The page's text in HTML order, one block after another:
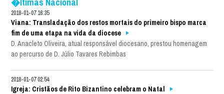
2018-01-07 16:35
Viana: Transladação dos restos mortais do primeiro bispo marca
fim de uma etapa na vida da diocese
D. Anacleto Oliveira, atual responsável diocesano, prestou homenagem
ao percurso de D. Júlio Tavares Rebimbas
2018-01-07 02:54
Igreja: Cristãos de Rito Bizantino celebram o Natal